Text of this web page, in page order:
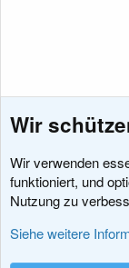
Fehler, Fragen und
Wir
Wir verwenden
funktioniert, und
Nutzung zu
Siehe weitere